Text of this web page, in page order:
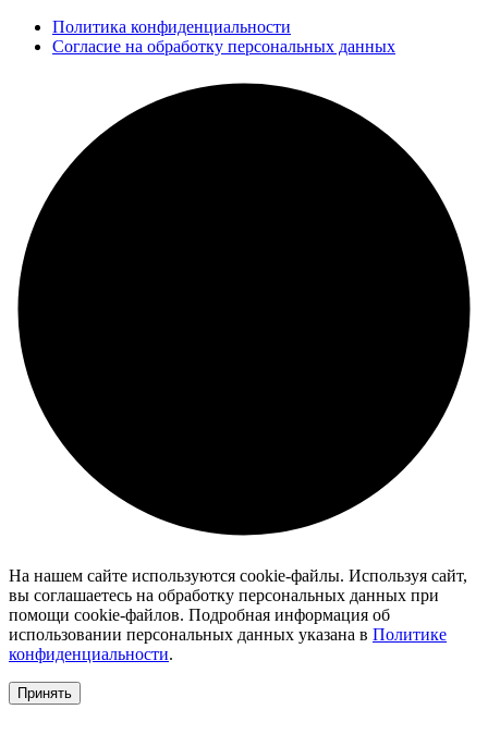
Политика конфиденциальности
Согласие на обработку персональных данных
На нашем сайте используются cookie-файлы. Используя сайт,
вы соглашаетесь на обработку персональных данных при
помощи cookie-файлов. Подробная информация об
использовании персональных данных указана в Политике
конфиденциальности.
Принять